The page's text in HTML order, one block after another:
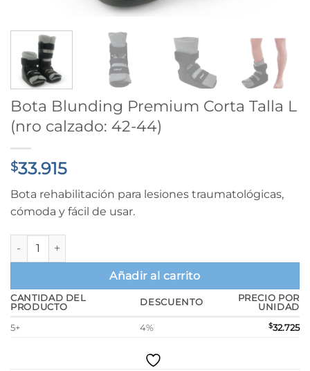
Bota Blunding Premium Corta Talla L
(nro calzado: 42-44)
$33.915
Bota rehabilitación para lesiones traumatológicas,
cómoda y fácil de usar.
Bota Blunding Premium Corta Talla L (nro calzado: 42-44)
Añadir al carrito
CANTIDAD DEL
PRODUCTO
DESCUENTO
PRECIO POR
UNIDAD
5+
4% $32.725